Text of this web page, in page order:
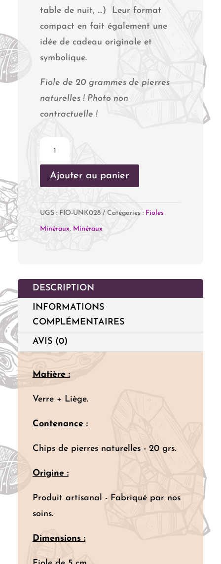
table de nuit, …) Leur format
compact en fait également une
idée de cadeau originale et
symbolique.
Fiole de 20 grammes de pierres
naturelles ! Photo non
contractuelle !
Fiole
Ajouter au panier
UGS : FIO-UNK028 Catégories : Fioles
Minéraux, Minéraux
DESCRIPTION
INFORMATIONS
COMPLÉMENTAIRES
AVIS (0)
Matière :
Verre + Liège.
Contenance :
Chips de pierres naturelles - 20 grs.
Origine :
Produit artisanal - Fabriqué par nos
soins.
Dimensions :